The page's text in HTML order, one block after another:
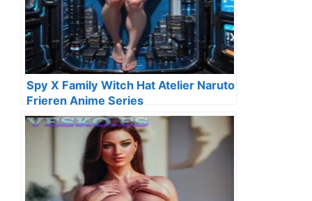
Spy X Family Witch Hat Atelier Naruto
Frieren Anime Series